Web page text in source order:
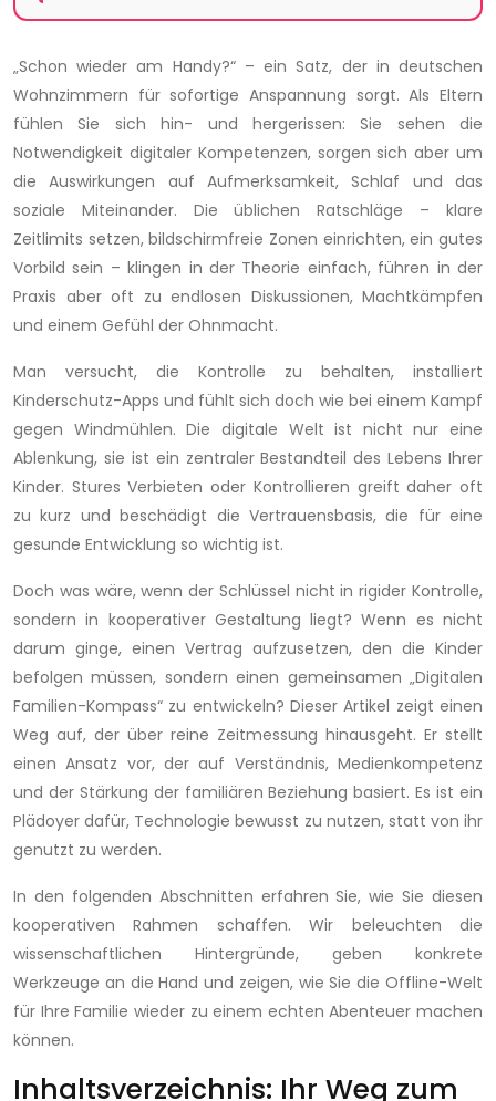
„Schon wieder am Handy?“ – ein Satz, der in deutschen
Wohnzimmern für sofortige Anspannung sorgt. Als Eltern
fühlen Sie sich hin- und hergerissen: Sie sehen die
Notwendigkeit digitaler Kompetenzen, sorgen sich aber um
die Auswirkungen auf Aufmerksamkeit, Schlaf und das
soziale Miteinander. Die üblichen Ratschläge – klare
Zeitlimits setzen, bildschirmfreie Zonen einrichten, ein gutes
Vorbild sein – klingen in der Theorie einfach, führen in der
Praxis aber oft zu endlosen Diskussionen, Machtkämpfen
und einem Gefühl der Ohnmacht.
Man versucht, die Kontrolle zu behalten, installiert
Kinderschutz-Apps und fühlt sich doch wie bei einem Kampf
gegen Windmühlen. Die digitale Welt ist nicht nur eine
Ablenkung, sie ist ein zentraler Bestandteil des Lebens Ihrer
Kinder. Stures Verbieten oder Kontrollieren greift daher oft
zu kurz und beschädigt die Vertrauensbasis, die für eine
gesunde Entwicklung so wichtig ist.
Doch was wäre, wenn der Schlüssel nicht in rigider Kontrolle,
sondern in kooperativer Gestaltung liegt? Wenn es nicht
darum ginge, einen Vertrag aufzusetzen, den die Kinder
befolgen müssen, sondern einen gemeinsamen „Digitalen
Familien-Kompass“ zu entwickeln? Dieser Artikel zeigt einen
Weg auf, der über reine Zeitmessung hinausgeht. Er stellt
einen Ansatz vor, der auf Verständnis, Medienkompetenz
und der Stärkung der familiären Beziehung basiert. Es ist ein
Plädoyer dafür, Technologie bewusst zu nutzen, statt von ihr
genutzt zu werden.
In den folgenden Abschnitten erfahren Sie, wie Sie diesen
kooperativen Rahmen schaffen. Wir beleuchten die
wissenschaftlichen Hintergründe, geben konkrete
Werkzeuge an die Hand und zeigen, wie Sie die Offline-Welt
für Ihre Familie wieder zu einem echten Abenteuer machen
können.
Inhaltsverzeichnis: Ihr Weg zum